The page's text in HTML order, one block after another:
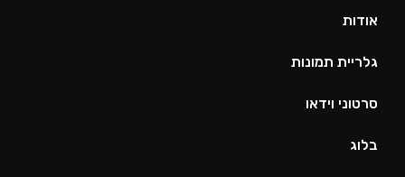
אודות
גלריית תמונות
סרטוני וידאו
בלוג